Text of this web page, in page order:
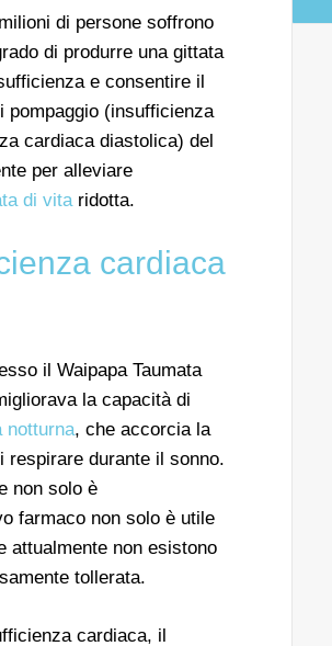
di persone soffrono
di produrre una gittata
e consentire il
pompaggio (insufficienza
cardiaca diastolica) del
per alleviare
di vitaridotta.
cardiaca
il Waipapa Taumata
la capacità di
notturna, che accorcia la
respirare durante il sonno.
non solo è
farmaco non solo è utile
attualmente non esistono
tollerata.
cardiaca, il